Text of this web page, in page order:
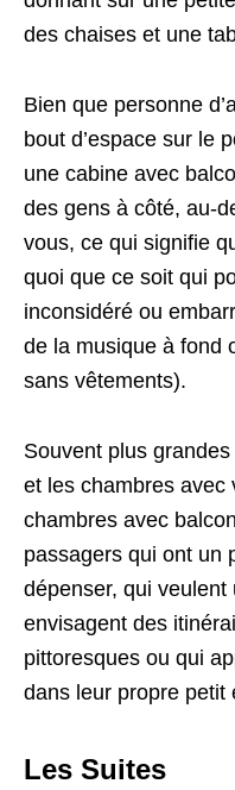
des chaises et une
Bien que personne
bout d’espace sur le
une cabine avec
des gens à côté, au-
vous, ce qui signifie
quoi que ce soit qui
inconsidéré ou
de la musique à fond
sans vêtements).
Souvent plus
et les chambres avec
chambres avec
passagers qui ont un
dépenser, qui veulent
envisagent des
pittoresques ou qui
dans leur propre petit
Les Suites